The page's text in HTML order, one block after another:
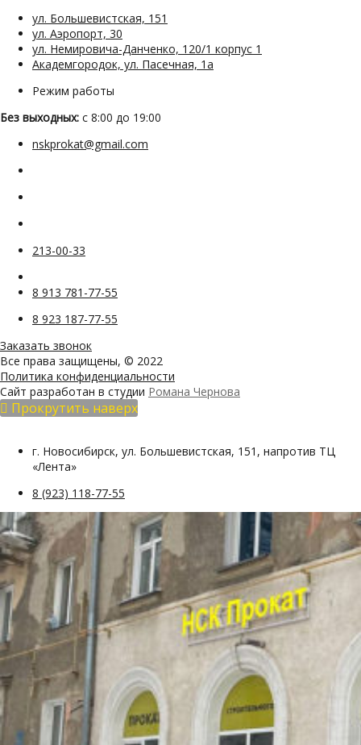
ул. Большевистская, 151
ул. Аэропорт, 30
ул. Немировича-Данченко, 120/1 корпус 1
Академгородок, ул. Пасечная, 1а
Режим работы
Без выходных: с 8:00 до 19:00
nskprokat@gmail.com
213-00-33
8 913 781-77-55
8 923 187-77-55
Заказать звонок
Все права защищены, © 2022
Политика конфиденциальности
Сайт разработан в студии Романа Чернова
Прокрутить наверх
г. Новосибирск, ул. Большевистская, 151, напротив ТЦ
«Лента»
8 (923) 118-77-55